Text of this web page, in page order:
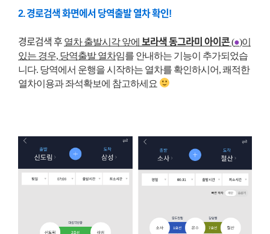
2. 경로검색 화면에서 당역출발 열차 확인!
경로검색 후 열차 출발시각 앞에 보라색 동그라미 아이콘(●)이
있는 경우, 당역출발 열차임를 안내하는 기능이 추가되었습
니다. 당역에서 운행을 시작하는 열차를 확인하시어, 쾌적한
열차이용과 좌석확보에 참고하세요